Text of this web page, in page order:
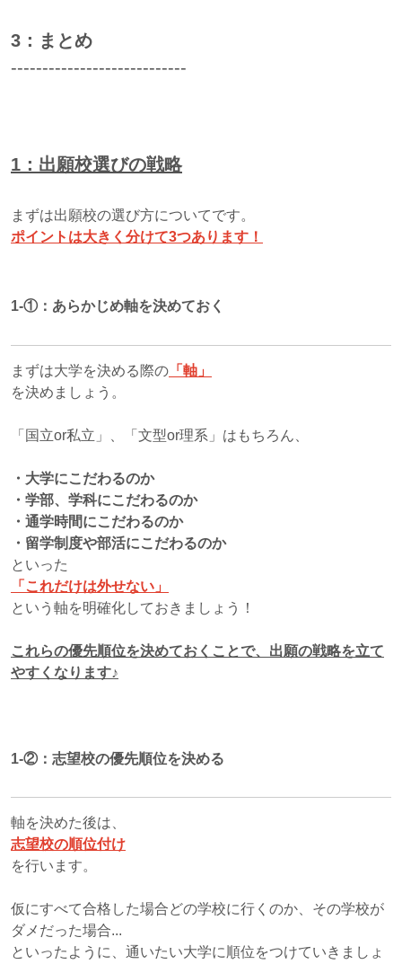
3：まとめ
----------------------------
1：出願校選びの戦略
まずは出願校の選び方についてです。
ポイントは大きく分けて3つあります！
1-①： あらかじめ軸を決めておく
まずは大学を決める際の 「軸」
を決めましょう。
「国立or私立」、「文型or理系」はもちろん、
・大学にこだわるのか
・学部、学科にこだわるのか
・通学時間にこだわるのか
・留学制度や部活にこだわるのか
といった
「これだけは外せない」
という軸を明確化しておきましょう！
これらの優先順位を決めておくことで、出願の戦略を立て
やすくなります♪
1-②：志望校の優先順位を決める
軸を決めた後は、
志望校の順位付け
を行います。
仮にすべて合格した場合どの学校に行くのか、その学校が
ダメだった場合...
といったように、通いたい大学に順位をつけていきましょ